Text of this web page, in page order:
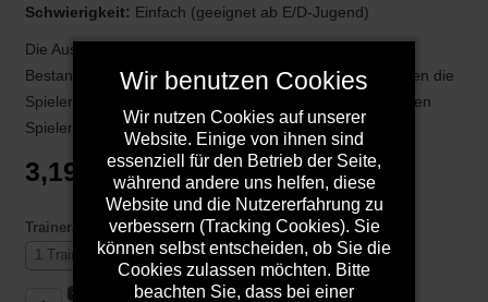
Schwierigkeit: Einfach (geeignet ab E/D-Jugend)
Die Ausbildung koordinativer Fähigkeiten ist elementarer
Bestandteil dieser Trainingseinheit. Beim Einlaufen können die
Spieler selbst kreativ werden und Übungen für die anderen
Spieler vorgeben. In einem kleinen Spiel ...
3,19 €
Traineranzahl
1 Trainer +0,00 €
Wir benutzen Cookies
Wir nutzen Cookies auf unserer
Website. Einige von ihnen sind
essenziell für den Betrieb der Seite,
während andere uns helfen, diese
Website und die Nutzererfahrung zu
verbessern (Tracking Cookies). Sie
können selbst entscheiden, ob Sie die
Cookies zulassen möchten. Bitte
beachten Sie, dass bei einer